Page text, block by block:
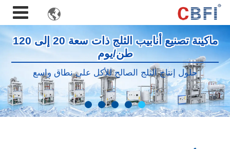

ماكينة تصنيع أنابيب الثلج ذات سعة 20 إلى 120
طن/يوم
حلول إنتاج الثلج الصالح للأكل على نطاق واسع